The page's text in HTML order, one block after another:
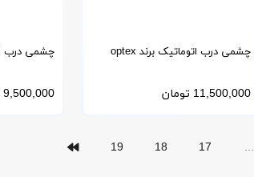
چشمی درب اتوماتیک برند optex
ژاپن مدل AIR-SLIDE 2
11,500,000 تومان 4500S(E)
9,500,000
...
17
18
19